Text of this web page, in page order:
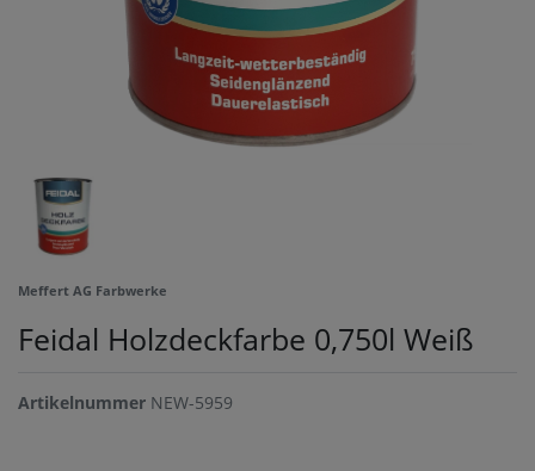
Meffert AG Farbwerke
Feidal Holzdeckfarbe 0,750l Weiß
Artikelnummer NEW-5959